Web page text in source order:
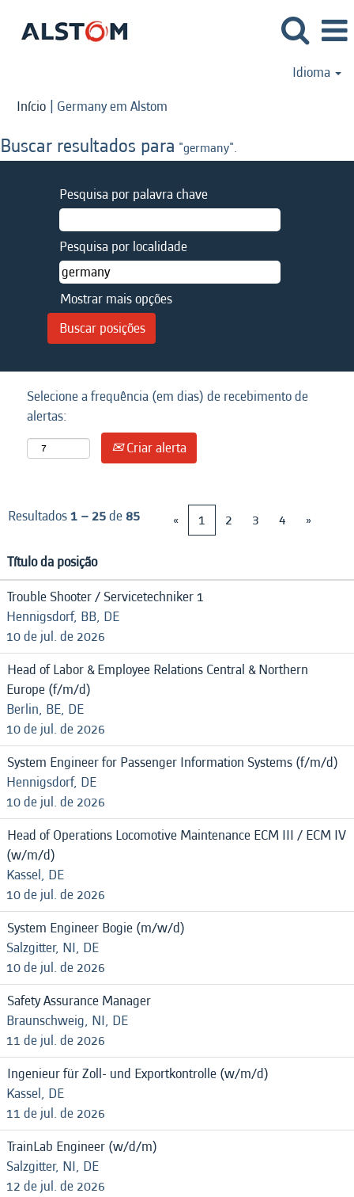
Idioma
Início | Germany em Alstom
Buscar resultados para "germany".
Pesquisa por palavra chave
Pesquisa por localidade
Mostrar mais opções
Selecione a frequência (em dias) de recebimento de
alertas:
Criar alerta
Resultados1 – 25de 85 « 1 2 3 4 »
Título da posição
Trouble Shooter / Servicetechniker 1
Hennigsdorf, BB, DE
10 de jul. de 2026
Head of Labor & Employee Relations Central & Northern
Europe (f/m/d)
Berlin, BE, DE
10 de jul. de 2026
System Engineer for Passenger Information Systems (f/m/d)
Hennigsdorf, DE
10 de jul. de 2026
Head of Operations Locomotive Maintenance ECM III / ECM IV
(w/m/d)
Kassel, DE
10 de jul. de 2026
System Engineer Bogie (m/w/d)
Salzgitter, NI, DE
10 de jul. de 2026
Safety Assurance Manager
Braunschweig, NI, DE
11 de jul. de 2026
Ingenieur für Zoll- und Exportkontrolle (w/m/d)
Kassel, DE
11 de jul. de 2026
TrainLab Engineer (w/d/m)
Salzgitter, NI, DE
12 de jul. de 2026